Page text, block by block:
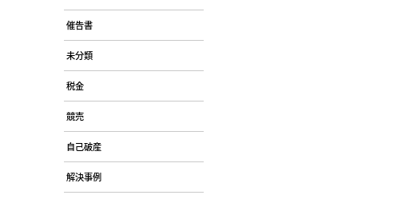
催告書
未分類
税金
競売
自己破産
解決事例